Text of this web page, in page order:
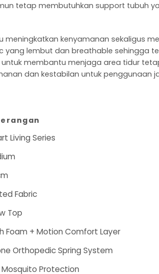
tetap membutuhkan support tubuh
meningkatkan kenyamanan sekaligus
yang lembut dan breathable sehingga
membantu menjaga area tidur
dan kestabilan untuk penggunaan
Living Series
Fabric
Top
Foam + Motion Comfort Layer
Orthopedic Spring System
Mosquito Protection